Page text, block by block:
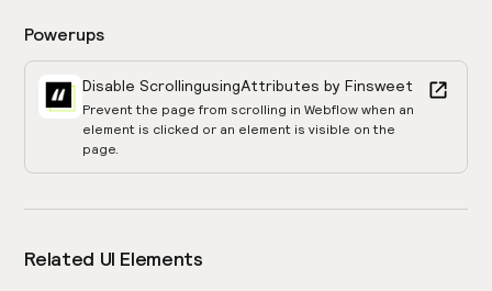
Powerups
Disable ScrollingusingAttributes by Finsweet
Prevent the page from scrolling in Webflow when an
element is clicked or an element is visible on the
page.
Related UI Elements